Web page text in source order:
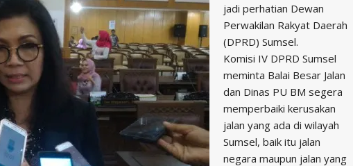
jadi perhatian Dewan
Perwakilan Rakyat Daerah
(DPRD) Sumsel.
Komisi IV DPRD Sumsel
meminta Balai Besar Jalan
dan Dinas PU BM segera
memperbaiki kerusakan
jalan yang ada di wilayah
Sumsel, baik itu jalan
negara maupun jalan yang